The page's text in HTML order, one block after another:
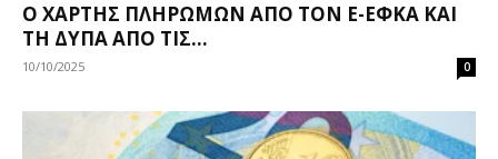
Ο ΧΆΡΤΗΣ ΠΛΗΡΩΜΏΝ ΑΠΌ ΤΟΝ E-ΕΦΚΑ ΚΑΙ
ΤΗ ΔΥΠΑ ΑΠΌ ΤΙΣ...
10/10/2025 0